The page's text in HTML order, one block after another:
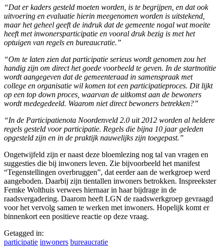
“Dat er kaders gesteld moeten worden, is te begrijpen, en dat ook
uitvoering en evaluatie hierin meegenomen worden is uitstekend,
maar het geheel geeft de indruk dat de gemeente nogal wat moeite
heeft met inwonersparticipatie en vooral druk bezig is met het
optuigen van regels en bureaucratie.”
“Om te laten zien dat participatie serieus wordt genomen zou het
handig zijn om direct het goede voorbeeld te geven. In de startnotitie
wordt aangegeven dat de gemeenteraad in samenspraak met
college en organisatie wil komen tot een participatieproces. Dit lijkt
op een top down proces, waarvan de uitkomst aan de bewoners
wordt medegedeeld. Waarom niet direct bewoners betrekken?”
“In de Participatienota Noordenveld 2.0 uit 2012 worden al heldere
regels gesteld voor participatie. Regels die bijna 10 jaar geleden
opgesteld zijn en in de praktijk nauwelijks zijn toegepast.”
Ongetwijfeld zijn er naast deze bloemlezing nog tal van vragen en
suggesties die bij inwoners leven. Zie bijvoorbeeld het manifest
“Tegenstellingen overbruggen”, dat eerder aan de werkgroep werd
aangeboden. Daarbij zijn tientallen inwoners betrokken. Inspreekster
Femke Wolthuis verwees hiernaar in haar bijdrage in de
raadsvergadering. Daarom heeft LGN de raadswerkgroep gevraagd
voor het vervolg samen te werken met inwoners. Hopelijk komt er
binnenkort een positieve reactie op deze vraag.
Getagged in:
participatie inwoners bureaucratie